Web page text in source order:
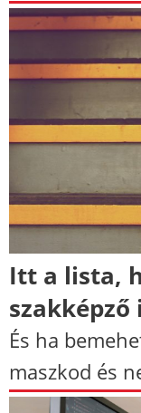
Itt a lista,
szakképző
És ha
maszkod és